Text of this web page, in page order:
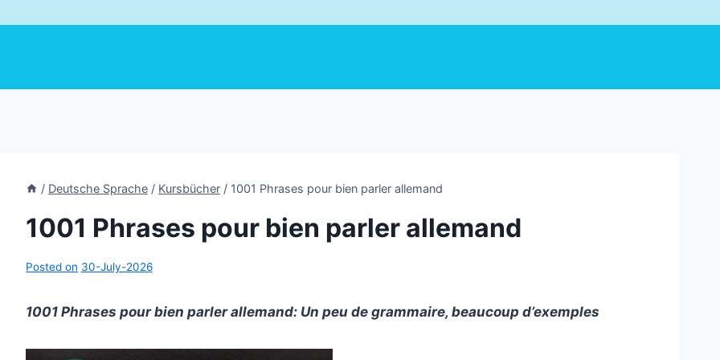
/ Deutsche Sprache / Kursbücher / 1001 Phrases pour bien parler allemand
1001 Phrases pour bien parler allemand
Posted on 30-July-2026
1001 Phrases pour bien parler allemand: Un peu de grammaire, beaucoup d’exemples